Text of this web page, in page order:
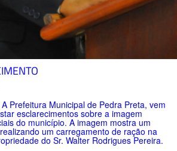
Prefeitura Municipal de Pedra Preta, vem
esclarecimentos sobre a imagem
do município. A imagem mostra um
um carregamento de ração na
do Sr. Walter Rodrigues Pereira.